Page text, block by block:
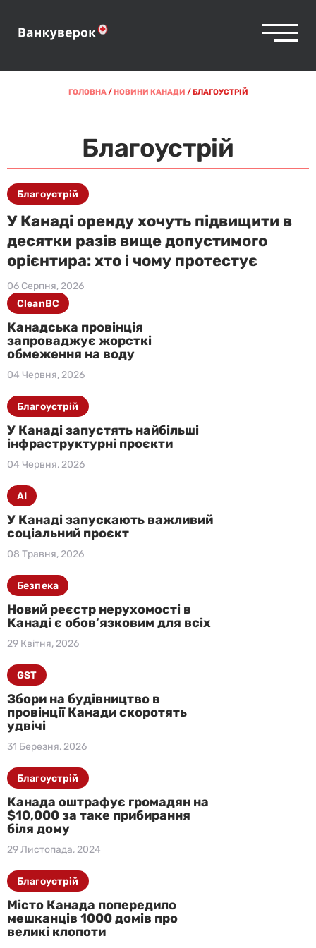
ГОЛОВНА/НОВИНИ КАНАДИ /БЛАГОУСТРІЙ
Благоустрій
У Канаді оренду хочуть підвищити в
десятки разів вище допустимого
орієнтира: хто і чому протестує
06 Серпня, 2026
Благоустрій
Канадська провінція
запроваджує жорсткі
обмеження на воду
04 Червня, 2026
CleanBC
У Канаді запустять найбільші
інфраструктурні проєкти
04 Червня, 2026
Благоустрій
У Канаді запускають важливий
соціальний проєкт
08 Травня, 2026
AI
Новий реєстр нерухомості в
Канаді є обов’язковим для всіх
29 Квітня, 2026
Безпека
Збори на будівництво в
провінції Канади скоротять
удвічі
31 Березня, 2026
GST
Канада оштрафує громадян на
$10,000 за таке прибирання
біля дому
29 Листопада, 2024
Благоустрій
Місто Канада попередило
мешканців 1000 домів про
великі клопоти
Благоустрій